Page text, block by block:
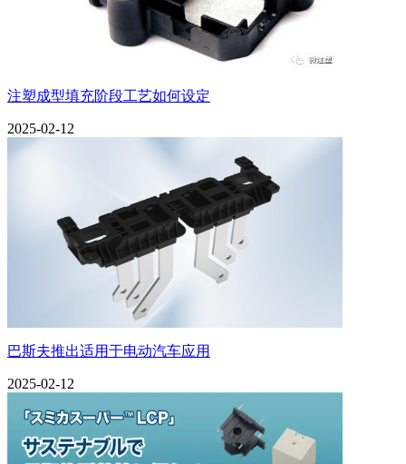
注塑成型填充阶段工艺如何设定
2025-02-12
巴斯夫推出适用于电动汽车应用
2025-02-12